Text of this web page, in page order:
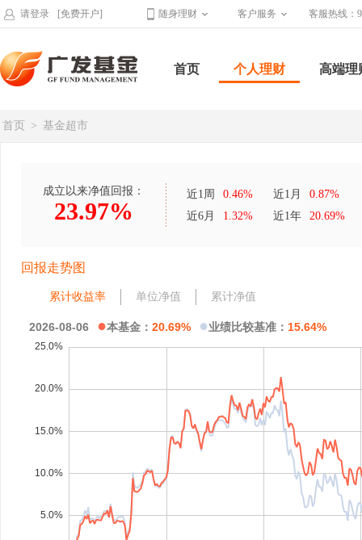
请登录 [免费开户] 随身理财 客户服务 客服热线：
首页 个人理财 高端理
首页 > 基金超市
成立以来净值回报：
23.97%
近1周 0.46% 近1月
0.87%
近6月
1.32% 近1年 20.69%
回报走势图
累计收益率 单位净值 累计净值
2026-08-06 ●本基金： 20.69% ●业绩比较基准： 15.64%